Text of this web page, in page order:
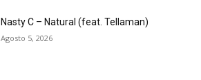
Nasty C – Natural (feat. Tellaman)
Agosto 5, 2026